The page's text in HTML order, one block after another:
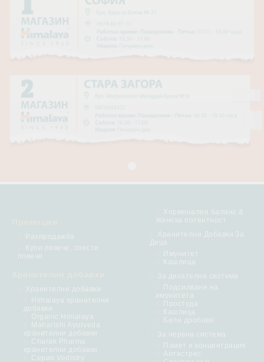
Разпродажба
Купи повече, спести
повече
Хранителни добавки
Himalaya хранителни
добавки
Organic Himalaya
Maharishi Ayurveda
хранителни добавки
Charak Pharma
хранителни добавки
Серия Vedistry
Хормонален баланс &
Женска потентност
Хранителни Добавки За
Деца
Имунитет
Кашлица
За дихателна система
Подсилване на
имунитета
Простуда
Кашлица
Бели дробове
За нервна система
Памет и концентрация
Антистрес